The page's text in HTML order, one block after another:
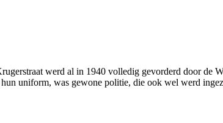
werd al in 1940 volledig gevorderd door de
uniform, was gewone politie, die ook wel werd